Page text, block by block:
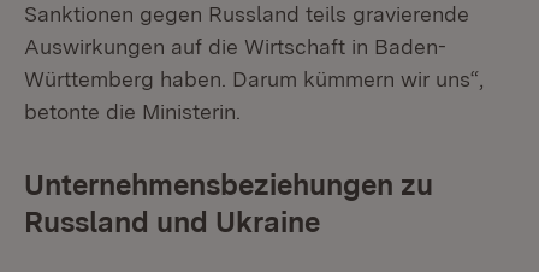
Sanktionen gegen Russland teils gravierende
Auswirkungen auf die Wirtschaft in Baden-
Württemberg haben. Darum kümmern wir uns“,
betonte die Ministerin.
Unternehmensbeziehungen zu
Russland und Ukraine